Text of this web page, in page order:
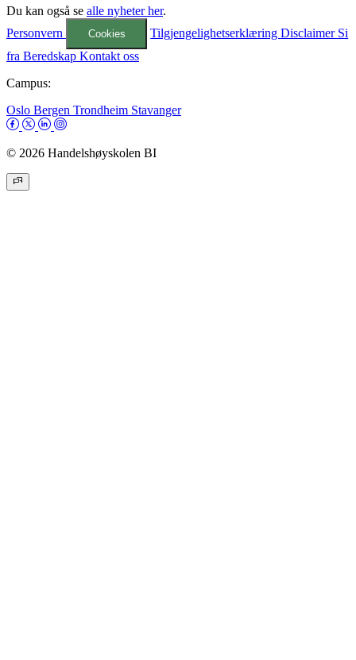
Du kan også se alle nyheter her.
Personvern
Cookies TilgjengelighetserklæringDisclaimer Si
fra Beredskap Kontakt oss
Campus:
Oslo Bergen Trondheim Stavanger
© 2026 Handelshøyskolen BI